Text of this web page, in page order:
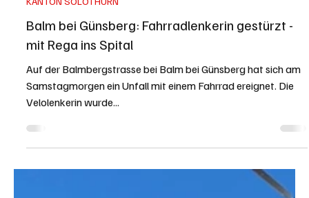
KAPO SO
20. Aug. 2023
1 Min. Lesezeit
KANTON SOLOTHURN
Balm bei Günsberg: Fahrradlenkerin gestürzt -
mit Rega ins Spital
Auf der Balmbergstrasse bei Balm bei Günsberg hat sich am
Samstagmorgen ein Unfall mit einem Fahrrad ereignet. Die